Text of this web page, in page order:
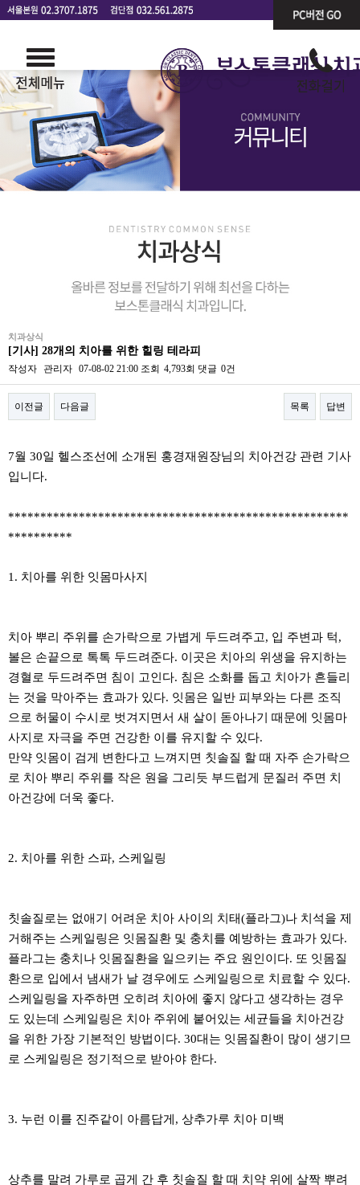
치과상식
[기사] 28개의 치아를 위한 힐링 테라피
작성자 관리자 07-08-02 21:00 조회 4,793회 댓글 0건
이전글 다음글 목록 답변
7월 30일 헬스조선에 소개된 홍경재원장님의 치아건강 관련 기사
입니다.
*****************************************************
**********
1. 치아를 위한 잇몸마사지
치아 뿌리 주위를 손가락으로 가볍게 두드려주고, 입 주변과 턱,
볼은 손끝으로 톡톡 두드려준다. 이곳은 치아의 위생을 유지하는
경혈로 두드려주면 침이 고인다. 침은 소화를 돕고 치아가 흔들리
는 것을 막아주는 효과가 있다. 잇몸은 일반 피부와는 다른 조직
으로 허물이 수시로 벗겨지면서 새 살이 돋아나기 때문에 잇몸마
사지로 자극을 주면 건강한 이를 유지할 수 있다.
만약 잇몸이 검게 변한다고 느껴지면 칫솔질 할 때 자주 손가락으
로 치아 뿌리 주위를 작은 원을 그리듯 부드럽게 문질러 주면 치
아건강에 더욱 좋다.
2. 치아를 위한 스파, 스케일링
칫솔질로는 없애기 어려운 치아 사이의 치태(플라그)나 치석을 제
거해주는 스케일링은 잇몸질환 및 충치를 예방하는 효과가 있다.
플라그는 충치나 잇몸질환을 일으키는 주요 원인이다. 또 잇몸질
환으로 입에서 냄새가 날 경우에도 스케일링으로 치료할 수 있다.
스케일링을 자주하면 오히려 치아에 좋지 않다고 생각하는 경우
도 있는데 스케일링은 치아 주위에 붙어있는 세균들을 치아건강
을 위한 가장 기본적인 방법이다. 30대는 잇몸질환이 많이 생기므
로 스케일링은 정기적으로 받아야 한다.
3. 누런 이를 진주같이 아름답게, 상추가루 치아 미백
상추를 말려 가루로 곱게 간 후 칫솔질 할 때 치약 위에 살짝 뿌려